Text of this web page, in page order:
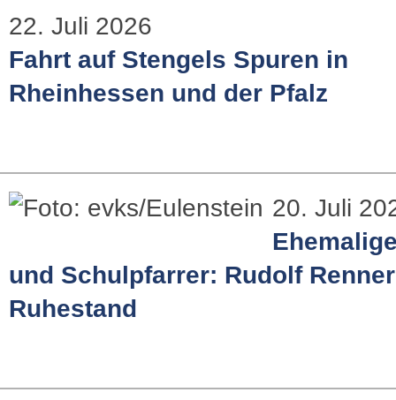
22. Juli 2026
Fahrt auf Stengels Spuren in
Rheinhessen und der Pfalz
20. Juli
und Schulpfarrer: Rudolf
Ruhestand